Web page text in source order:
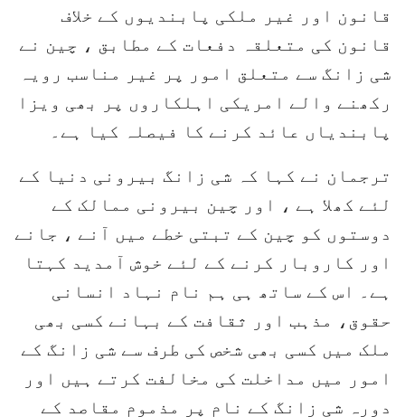
قانون اور غیر ملکی پابندیوں کے خلاف
قانون کی متعلقہ دفعات کے مطابق ، چین نے
شی زانگ سے متعلق امور پر غیر مناسب رویہ
رکھنے والے امریکی اہلکاروں پر بھی ویزا
پابندیاں عائد کرنے کا فیصلہ کیا ہے۔
ترجمان نے کہا کہ شی زانگ بیرونی دنیا کے
لئے کھلا ہے ، اور چین بیرونی ممالک کے
دوستوں کو چین کے تبتی خطے میں آنے ، جانے
اور کاروبار کرنے کے لئے خوش آمدید کہتا
ہے۔ اس کے ساتھ ہی ہم نام نہاد انسانی
حقوق، مذہب اور ثقافت کے بہانے کسی بھی
ملک میں کسی بھی شخص کی طرف سے شی زانگ کے
امور میں مداخلت کی مخالفت کرتے ہیں اور
دورہ شی زانگ کے نام پر مذموم مقاصد کے